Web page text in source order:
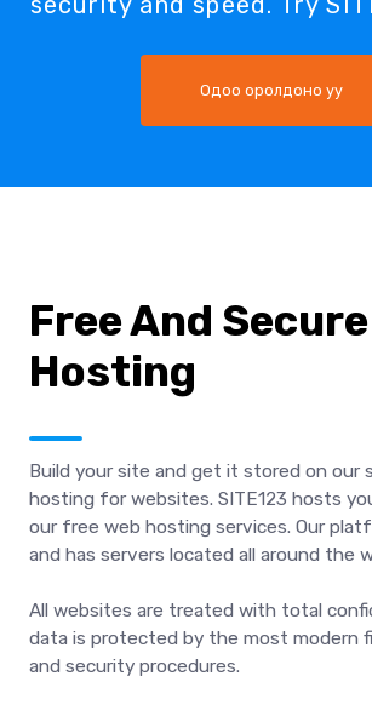
Одоо оролдоно уу
Free And Secure
Hosting
Build your site and get it stored on our
hosting for websites. SITE123 hosts
our free web hosting services. Our
and has servers located all around the
All websites are treated with total
data is protected by the most modern
and security procedures.